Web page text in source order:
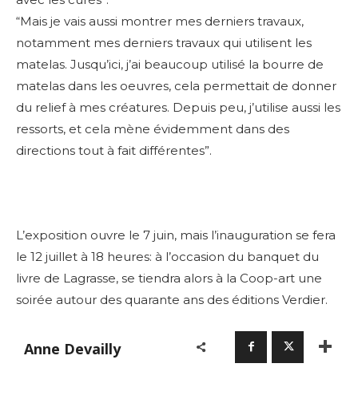
“Mais je vais aussi montrer mes derniers travaux,
notamment mes derniers travaux qui utilisent les
matelas. Jusqu’ici, j’ai beaucoup utilisé la bourre de
matelas dans les oeuvres, cela permettait de donner
du relief à mes créatures. Depuis peu, j’utilise aussi les
ressorts, et cela mène évidemment dans des
directions tout à fait différentes”.
L’exposition ouvre le 7 juin, mais l’inauguration se fera
le 12 juillet à 18 heures: à l’occasion du banquet du
livre de Lagrasse, se tiendra alors à la Coop-art une
soirée autour des quarante ans des éditions Verdier.
Anne Devailly